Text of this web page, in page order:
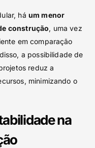
há um menor
construção, uma vez
em comparação
a possibilidade de
reduz a
minimizando o
na